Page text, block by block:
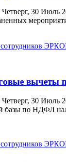
30 Июль
вычеты
30 Июль
базы по НДФЛ